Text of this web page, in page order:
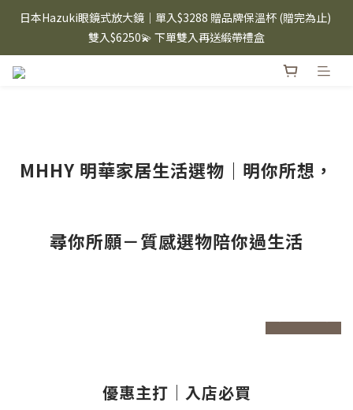
⸜ 8/1-8/31 ⸝  88購物節｜下單滿$1600折$100 / 滿$2200折$200 /
滿$3000折$300 (排除Hazuki及EspressoTokyo)
日本Hazuki眼鏡式放大鏡｜單入$3288 贈品牌保溫杯 (贈完為止)
雙入$6250💫 下單雙入再送緞帶禮盒
Candies 手機殼 $299起🤳🏻下單即贈 限量造型鑰匙圈(款式隨機)
MHHY 明華家居生活選物｜明你所想，
尋你所願－質感選物陪你過生活
優惠主打｜入店必買